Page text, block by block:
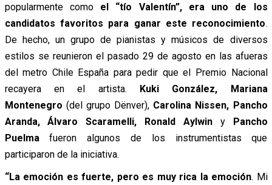
popularmente comoel “tío Valentín”, era uno de los
candidatos favoritos para ganar este reconocimiento.
De hecho, un grupo de pianistas y músicos de diversos
estilos se reunieron el pasado 29 de agosto en las afueras
del metro Chile España para pedir que el Premio Nacional
recayera en el artista. Kuki González, Mariana
Montenegro (del grupo Dënver), Carolina Nissen, Pancho
Aranda, Álvaro Scaramelli, Ronald Aylwiny Pancho
Puelma fueron algunos de los instrumentistas que
participaron de la iniciativa.
“La emoción es fuerte, pero es muy rica la emoción. Mi